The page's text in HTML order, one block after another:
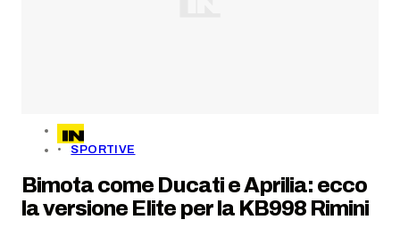
SPORTIVE
Bimota come Ducati e Aprilia: ecco
la versione Elite per la KB998 Rimini